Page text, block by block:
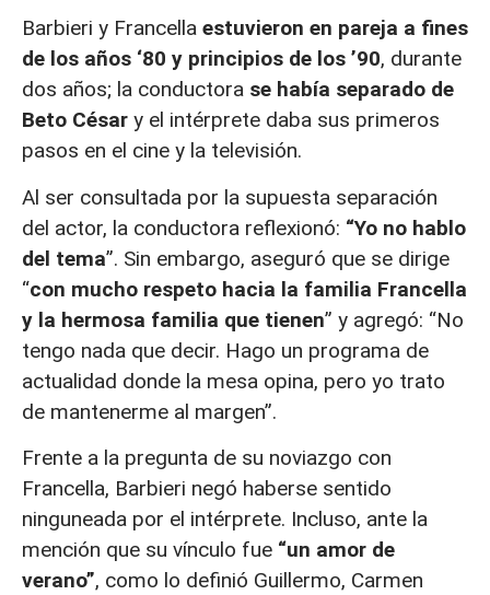
Barbieri y Francella estuvieron en pareja a fines
de los años ‘80 y principios de los ’90, durante
dos años; la conductora se había separado de
Beto César y el intérprete daba sus primeros
pasos en el cine y la televisión.
Al ser consultada por la supuesta separación
del actor, la conductora reflexionó: “Yo no hablo
del tema”. Sin embargo, aseguró que se dirige
“con mucho respeto hacia la familia Francella
y la hermosa familia que tienen” y agregó: “No
tengo nada que decir. Hago un programa de
actualidad donde la mesa opina, pero yo trato
de mantenerme al margen”.
Frente a la pregunta de su noviazgo con
Francella, Barbieri negó haberse sentido
ninguneada por el intérprete. Incluso, ante la
mención que su vínculo fue “un amor de
verano”, como lo definió Guillermo, Carmen